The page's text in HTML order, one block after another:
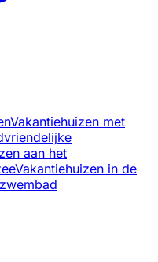
Vakantiehuizen met
aan het
Vakantiehuizen in de